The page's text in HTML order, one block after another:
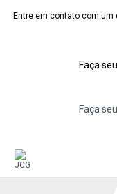
Entre em contato com
Faça
Faça